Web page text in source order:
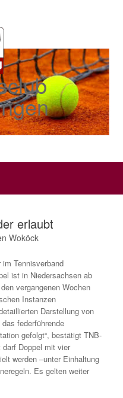
erlaubt
Woköck
Tennisverband
ist in Niedersachsen ab
vergangenen Wochen
Instanzen
Darstellung von
federführende
gefolgt“, bestätigt TNB-
Doppel mit vier
werden –unter Einhaltung
Es gelten weiter